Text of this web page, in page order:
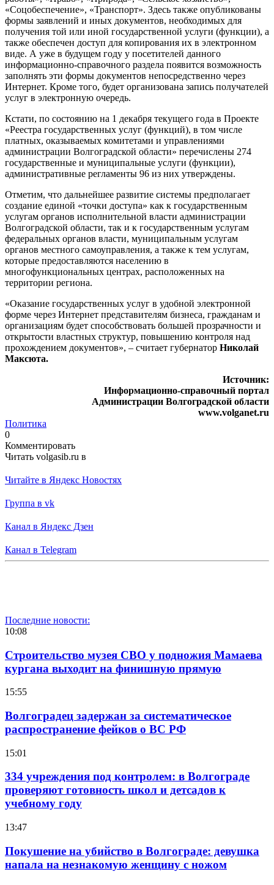
«Соцобеспечение», «Транспорт». Здесь также опубликованы
формы заявлений и иных документов, необходимых для
получения той или иной государственной услуги (функции), а
также обеспечен доступ для копирования их в электронном
виде. А уже в будущем году у посетителей данного
информационно-справочного раздела появится возможность
заполнять эти формы документов непосредственно через
Интернет. Кроме того, будет организована запись получателей
услуг в электронную очередь.
Кстати, по состоянию на 1 декабря текущего года в Проекте
«Реестра государственных услуг (функций), в том числе
платных, оказываемых комитетами и управлениями
администрации Волгоградской области» перечислены 274
государственные и муниципальные услуги (функции),
административные регламенты 96 из них утверждены.
Отметим, что дальнейшее развитие системы предполагает
создание единой «точки доступа» как к государственным
услугам органов исполнительной власти администрации
Волгоградской области, так и к государственным услугам
федеральных органов власти, муниципальным услугам
органов местного самоуправления, а также к тем услугам,
которые предоставляются населению в
многофункциональных центрах, расположенных на
территории региона.
«Оказание государственных услуг в удобной электронной
форме через Интернет представителям бизнеса, гражданам и
организациям будет способствовать большей прозрачности и
открытости властных структур, повышению контроля над
прохождением документов», – считает губернатор Николай
Максюта.
Источник:
Информационно-справочный портал
Администрации Волгоградской области
www.volganet.ru
Политика
0
Комментировать
Читать volgasib.ru в
Читайте в Яндекс Новостях
Группа в vk
Канал в Яндекс Дзен
Канал в Telegram
Последние новости:
10:08
Строительство музея СВО у подножия Мамаева
кургана выходит на финишную прямую
15:55
Волгоградец задержан за систематическое
распространение фейков о ВС РФ
15:01
334 учреждения под контролем: в Волгограде
проверяют готовность школ и детсадов к
учебному году
13:47
Покушение на убийство в Волгограде: девушка
напала на незнакомую женщину с ножом